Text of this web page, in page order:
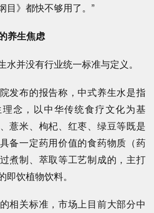
目》都快不够用了。”
养生焦虑
水并没有行业统一标准与定义。
发布的报告称，中式养生水是指
念，以中华传统食疗文化为基
薏米、枸杞、红枣、绿豆等既是
备一定药用价值的食药物质（药
煮制、萃取等工艺制成的，主打
饮植物饮料。
相关标准，市场上目前大部分中